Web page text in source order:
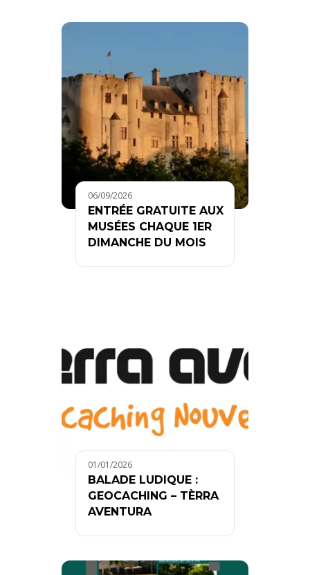
06/09/2026
ENTRÉE GRATUITE AUX
MUSÉES CHAQUE 1ER
DIMANCHE DU MOIS
01/01/2026
BALADE LUDIQUE :
GEOCACHING – TÈRRA
AVENTURA